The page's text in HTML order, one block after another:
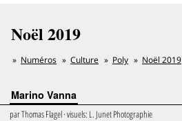
Noël 2019
Numéros Culture Poly Noël 2019
Marino Vanna
parThomas Flagel· visuels: L. Junet Photographie